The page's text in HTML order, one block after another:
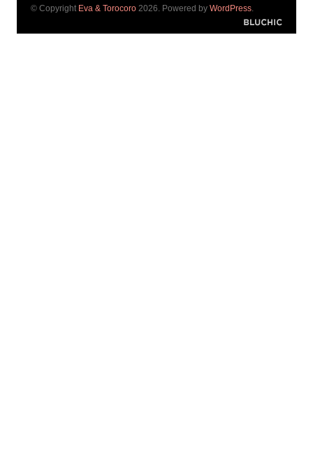
© Copyright Eva & Torocoro 2026. Powered by WordPress